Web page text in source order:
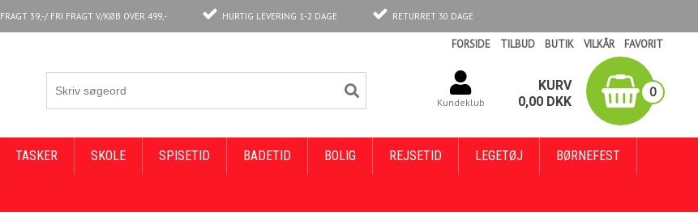
FRAGT 39,-/ FRI FRAGT V/KØB OVER 499,- HURTIG LEVERING 1-2 DAGE RETURRET 30 DAGE
FORSIDE TILBUD BUTIK VILKÅR FAVORIT
KURV 0
0,00 DKK
Kundeklub
TASKER SKOLE SPISETID BADETID BOLIG REJSETID LEGETØJ BØRNEFEST